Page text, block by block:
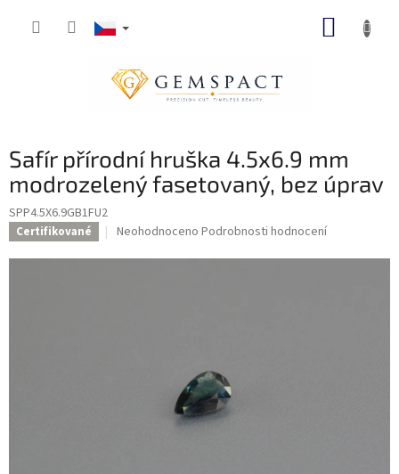
Safír přírodní hruška 4.5x6.9 mm
modrozelený fasetovaný, bez úprav
SPP4.5X6.9GB1FU2
Certifikované
Průměrné
produktu
Neohodnoceno Podrobnosti hodnocení